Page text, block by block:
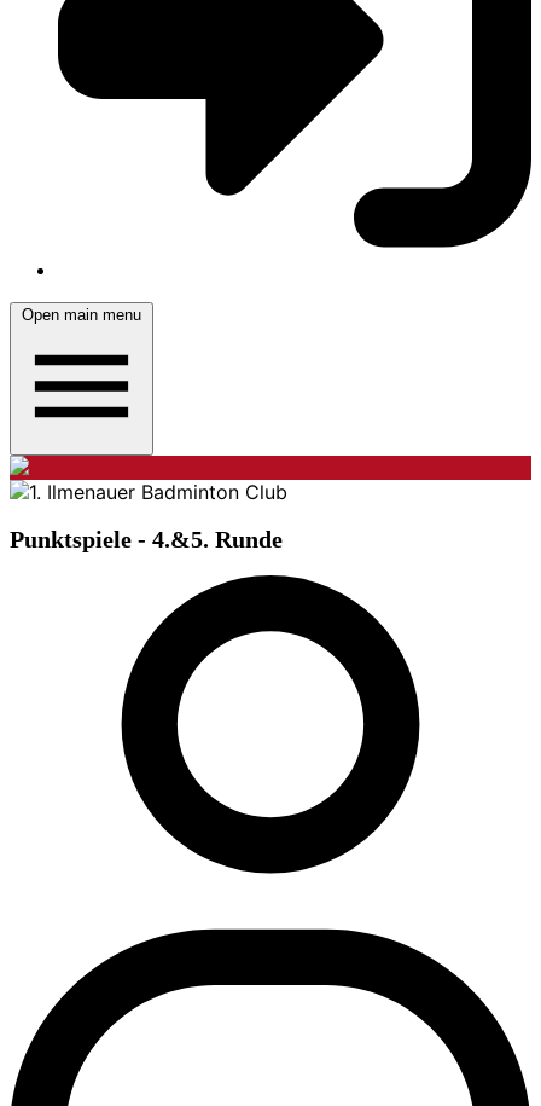
Open main menu
Punktspiele - 4.&5. Runde